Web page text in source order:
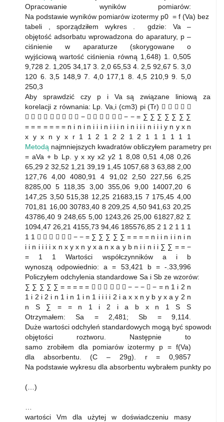
Opracowanie wyników pomiarów:
Na podstawie wyników pomiarów izotermy p0 = f (Va) bez
tabeli , sporządziłem wykres . gdzie: Va –
objętość adsorbatu wprowadzona do aparatury, p –
ciśnienie w aparaturze (skorygowane o
wyjściową wartość ciśnienia równą 1,648) 1. 0,505
9,728 2. 1,205 34,17 3. 2,0 65,53 4. 2,5 92,67 5. 3,0
120 6. 3,5 148,9 7. 4,0 177,1 8. 4,5 210,9 9. 5,0
250,3
Aby sprawdzić czy p i Va są związane liniową
korelacji z równania: Lp. Va,i (cm3) pi (Tr)     
         −       − − = ∑ ∑ ∑ ∑ ∑ ∑ ∑
= = = = = = = n i n i n i i i n i i i n i n i i i n i i i y n y x n
x y x n y x r 1 1 2 1 2 2 1 2 1 1 1 1 1 1
Metodą najmniejszych kwadratów obliczyłem parametry
= aVa + b Lp. y x xy x2 y2 1 8,08 0,51 4,08 0,26
65,29 2 32,52 1,21 39,19 1,45 1057,68 3 63,88 2,00
127,76 4,00 4080,91 4 91,02 2,50 227,56 6,25
8285,00 5 118,35 3,00 355,06 9,00 14007,20 6
147,25 3,50 515,38 12,25 21683,15 7 175,45 4,00
701,81 16,00 30783,40 8 209,25 4,50 941,63 20,25
43786,40 9 248,65 5,00 1243,26 25,00 61827,82 Σ
1094,47 26,21 4155,73 94,46 185576,85 2 1 2 1 1 1
1 1       − − = ∑ ∑ ∑ ∑ ∑ = = = = n i i n i i n i n
i i n i i i i x n x y x n y x a n x a y b n i i n i i ∑ ∑ = = −
= 1 1 Wartości współczynników a i b
wynoszą odpowiednio: a = 53,421 b = -.33,996
Policzyłem odchylenia standardowe Sa i Sb ze wzorów:
∑ ∑ ∑ ∑ ∑ = = = = =       − − − ⋅ − = n 1 i 2 n
1 i 2 i 2 i n 1 i n 1 i n 1 i i i i 2 i a x x n y b y x a y 2 n
n S ∑ = = n 1 i 2 i a b x n 1 S S
Otrzymałem: Sa = 2,481; Sb = 9,114.
Duże wartości odchyleń standardowych mogą być
objętości roztworu. Następnie to
samo zrobiłem dla pomiarów izotermy p = f(Va)
dla absorbentu. (C – 29g). r = 0,9857
Na podstawie wykresu dla absorbentu wybrałem punkty
(…)
wartości Vm dla użytej w doświadczeniu masy